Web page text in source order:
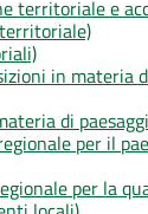
territoriale e
in materia
di
per il
per la